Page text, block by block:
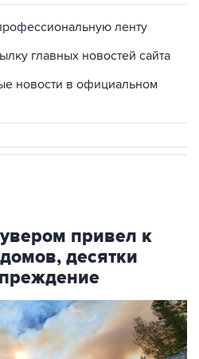
ленту
главных новостей сайта
новости в официальном
привел к
десятки